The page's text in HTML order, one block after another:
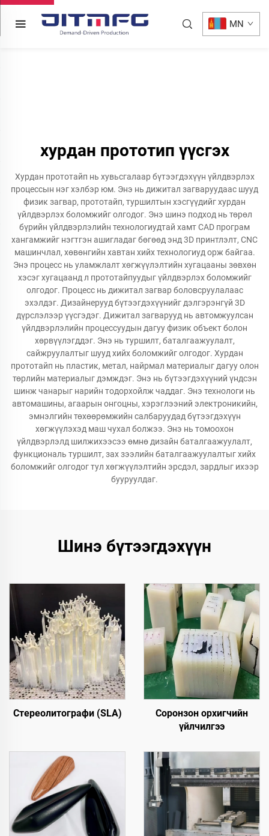
MN
хурдан прототип үүсгэх
Хурдан прототайп нь хувьсгалаар бүтээгдэхүүн үйлдвэрлэх
процессын нэг хэлбэр юм. Энэ нь дижитал загваруудаас шууд
физик загвар, прототайп, туршилтын хэсгүүдийг хурдан
үйлдвэрлэх боломжийг олгодог. Энэ шинэ подход нь төрөл
бүрийн үйлдвэрлэлийн технологиудтай хамт CAD програм
хангамжийг нэгтгэн ашигладаг бөгөөд энд 3D принтлэлт, CNC
машинчлал, хөвөнгийн хавтан хийх технологиуд орж байгаа.
Энэ процесс нь уламжлалт хөгжүүлэлтийн хугацааны зөвхөн
хэсэг хугацаанд л прототайпуудыг үйлдвэрлэх боломжийг
олгодог. Процесс нь дижитал загвар боловсруулалаас
эхэлдэг. Дизайнерууд бүтээгдэхүүнийг дэлгэрэнгүй 3D
дүрслэлээр үүсгэдэг. Дижитал загварууд нь автомжуулсан
үйлдвэрлэлийн процессуудын дагуу физик объект болон
хөрвүүлэгддэг. Энэ нь туршилт, баталгаажуулалт,
сайжруулалтыг шууд хийх боломжийг олгодог. Хурдан
прототайп нь пластик, метал, найрмал материалыг дагуу олон
төрлийн материалыг дэмждэг. Энэ нь бүтээгдэхүүний үндсэн
шинж чанарыг нарийн тодорхойлж чаддаг. Энэ технологи нь
автомашины, агаарын онгоцны, хэрэглээний электроникийн,
эмнэлгийн төхөөрөмжийн салбаруудад бүтээгдэхүүн
хөгжүүлэхэд маш чухал болжээ. Энэ нь томоохон
үйлдвэрлэлд шилжихээсээ өмнө дизайн баталгаажуулалт,
функциональ туршилт, зах зээлийн баталгаажуулалтыг хийх
боломжийг олгодог тул хөгжүүлэлтийн эрсдэл, зардлыг ихээр
бууруулдаг.
Шинэ бүтээгдэхүүн
Стереолитографи (SLA)
Соронзон орхигчийн
үйлчилгээ